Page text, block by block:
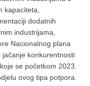
kapaciteta,
dodatnih
industrijama,
Nacionalnog plana
konkurentnosti
se početkom 2023.
ovog tipa potpora.